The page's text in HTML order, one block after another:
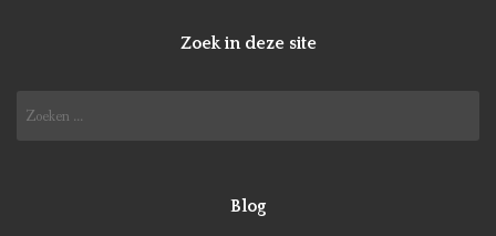
Zoek in deze site
Blog